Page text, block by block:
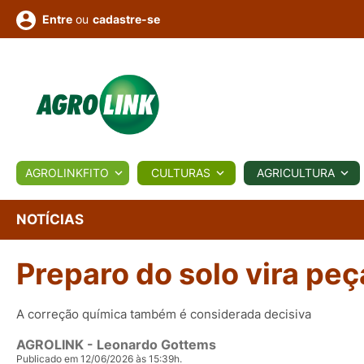
BIOLÓGICOS COTAÇÕES NOTÍCIAS
Conversor Colunistas Eventos
Fotos
e
Vídeos
Entre ou cadastre-se
AGROLINKFITO CULTURAS AGRICULTURA
NOTÍCIAS
Preparo do solo vira
A correção química também é considerada decisiva
AGROLINK - Leonardo Gottems
Publicado em 12/06/2026 às 15:39h.